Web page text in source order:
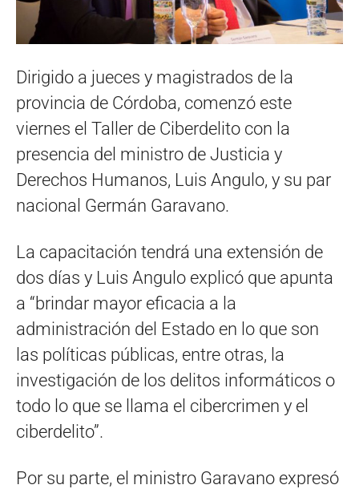
Dirigido a jueces y magistrados de la
provincia de Córdoba, comenzó este
viernes el Taller de Ciberdelito con la
presencia del ministro de Justicia y
Derechos Humanos, Luis Angulo, y su par
nacional Germán Garavano.
La capacitación tendrá una extensión de
dos días y Luis Angulo explicó que apunta
a “brindar mayor eficacia a la
administración del Estado en lo que son
las políticas públicas, entre otras, la
investigación de los delitos informáticos o
todo lo que se llama el cibercrimen y el
ciberdelito”.
Por su parte, el ministro Garavano expresó